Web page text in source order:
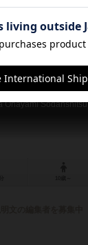
お気に入り
かお悩み相談室
Onayami Sodanshitsu